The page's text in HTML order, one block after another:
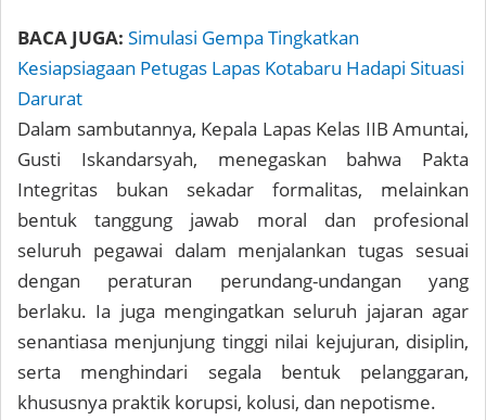
BACA JUGA: Simulasi Gempa Tingkatkan
Kesiapsiagaan Petugas Lapas Kotabaru Hadapi Situasi
Darurat
Dalam sambutannya, Kepala Lapas Kelas IIB Amuntai,
Gusti Iskandarsyah, menegaskan bahwa Pakta
Integritas bukan sekadar formalitas, melainkan
bentuk tanggung jawab moral dan profesional
seluruh pegawai dalam menjalankan tugas sesuai
dengan peraturan perundang-undangan yang
berlaku. Ia juga mengingatkan seluruh jajaran agar
senantiasa menjunjung tinggi nilai kejujuran, disiplin,
serta menghindari segala bentuk pelanggaran,
khususnya praktik korupsi, kolusi, dan nepotisme.